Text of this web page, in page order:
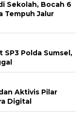
Sekolah, Bocah 6
Tempuh Jalur
SP3 Polda Sumsel,
Aktivis Pilar
Digital